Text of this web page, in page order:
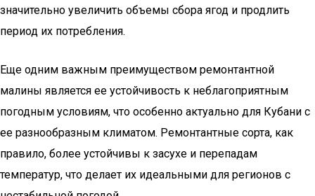
значительно увеличить объемы сбора ягод и продлить
период их потребления.
Еще одним важным преимуществом ремонтантной
малины является ее устойчивость к неблагоприятным
погодным условиям, что особенно актуально для Кубани с
ее разнообразным климатом. Ремонтантные сорта, как
правило, более устойчивы к засухе и перепадам
температур, что делает их идеальными для регионов с